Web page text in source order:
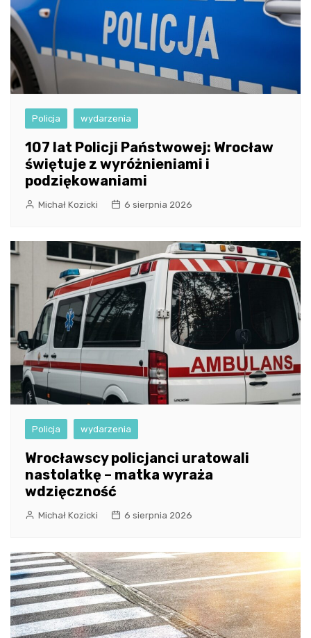
Policja wydarzenia
107 lat Policji Państwowej: Wrocław
świętuje z wyróżnieniami i
podziękowaniami
Michał Kozicki 6 sierpnia 2026
Policja wydarzenia
Wrocławscy policjanci uratowali
nastolatkę – matka wyraża
wdzięczność
Michał Kozicki 6 sierpnia 2026